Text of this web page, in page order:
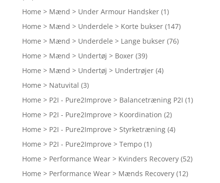
Home > Mænd > Under Armour Handsker (1)
Home > Mænd > Underdele > Korte bukser (147)
Home > Mænd > Underdele > Lange bukser (76)
Home > Mænd > Undertøj > Boxer (39)
Home > Mænd > Undertøj > Undertrøjer (4)
Home > Natuvital (3)
Home > P2I - Pure2Improve > Balancetræning P2I (1)
Home > P2I - Pure2Improve > Koordination (2)
Home > P2I - Pure2Improve > Styrketræning (4)
Home > P2I - Pure2Improve > Tempo (1)
Home > Performance Wear > Kvinders Recovery (52)
Home > Performance Wear > Mænds Recovery (12)